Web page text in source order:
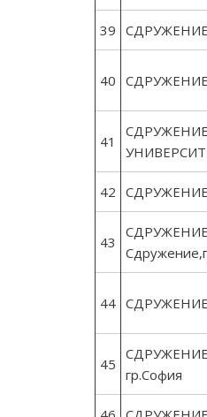
39
40
41
42 СДРУЖЕНИЕ
43
44 СДРУЖЕНИЕ
45
гр.София